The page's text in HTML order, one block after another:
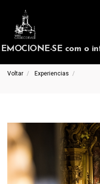
EMOCIONE-SE com o
Voltar Experiencias